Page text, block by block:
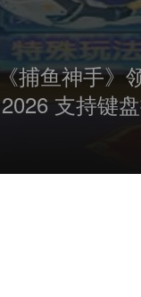
捕鱼神手》
支持键